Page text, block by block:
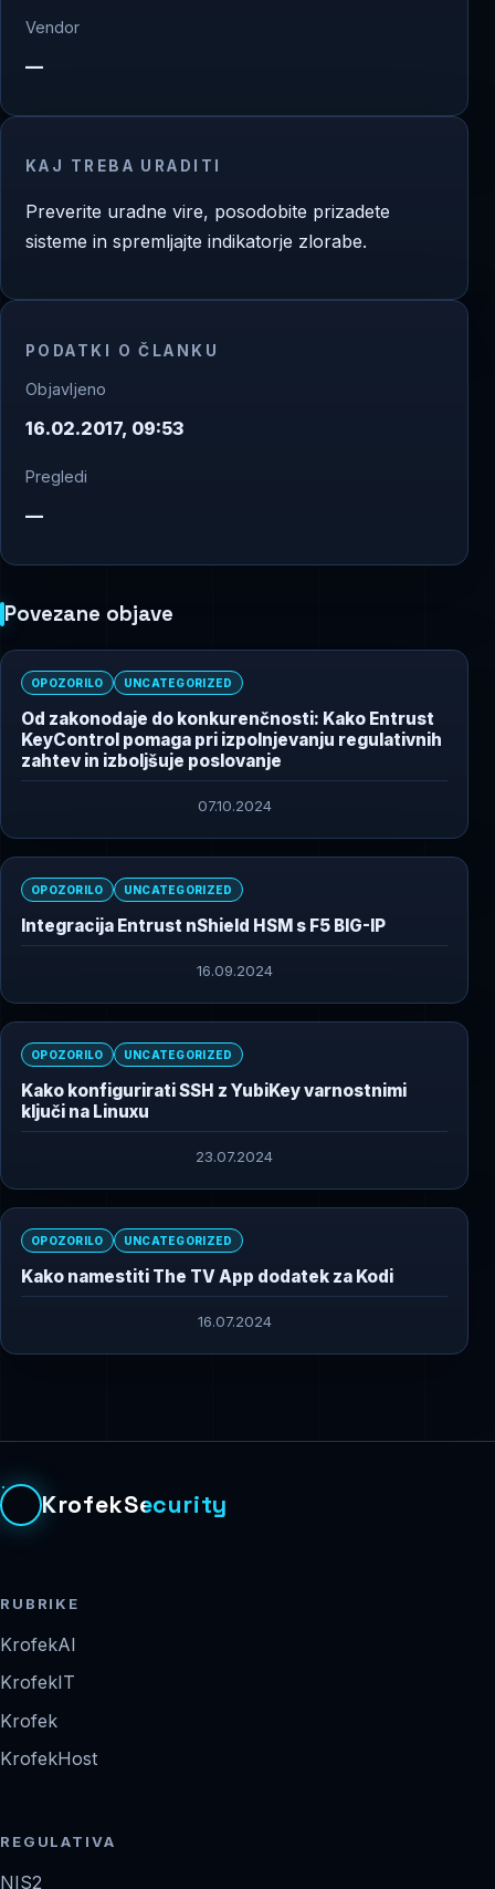
Vendor
—
KAJ TREBA URADITI
Preverite uradne vire, posodobite prizadete
sisteme in spremljajte indikatorje zlorabe.
PODATKI O ČLANKU
Objavljeno
16.02.2017, 09:53
Pregledi
—
Povezane objave
OPOZORILO UNCATEGORIZED
Od zakonodaje do konkurenčnosti: Kako Entrust
KeyControl pomaga pri izpolnjevanju regulativnih
zahtev in izboljšuje poslovanje
07.10.2024
OPOZORILO UNCATEGORIZED
Integracija Entrust nShield HSM s F5 BIG-IP
16.09.2024
OPOZORILO UNCATEGORIZED
Kako konfigurirati SSH z YubiKey varnostnimi
ključi na Linuxu
23.07.2024
OPOZORILO UNCATEGORIZED
Kako namestiti The TV App dodatek za Kodi
16.07.2024
KrofekSecurity
RUBRIKE
KrofekAI
KrofekIT
Krofek
KrofekHost
REGULATIVA
NIS2